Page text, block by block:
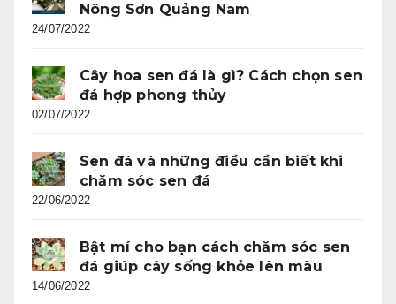
Nông Sơn Quảng Nam
24/07/2022
Cây hoa sen đá là gì? Cách chọn sen
đá hợp phong thủy
02/07/2022
Sen đá và những điều cần biết khi
chăm sóc sen đá
22/06/2022
Bật mí cho bạn cách chăm sóc sen
đá giúp cây sống khỏe lên màu
14/06/2022